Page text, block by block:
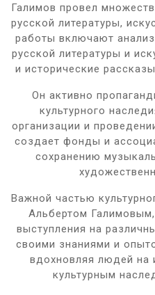
Галимов провел
русской литературы,
работы включают
русской литературы и
и исторические
Он активно
культурного
организации и
создает фонды и
сохранению
Важной частью
Альбертом
выступления на
своими знаниями и
вдохновляя людей на
культурным